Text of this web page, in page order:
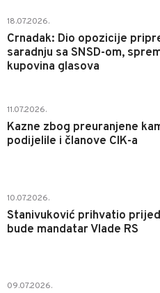
18.07.2026.
Crnadak: Dio opozicije
saradnju sa SNSD-om,
kupovina glasova
11.07.2026.
Kazne zbog preuranjene
podijelile i članove CIK-a
10.07.2026.
Stanivuković prihvatio
bude mandatar Vlade RS
09.07.2026.